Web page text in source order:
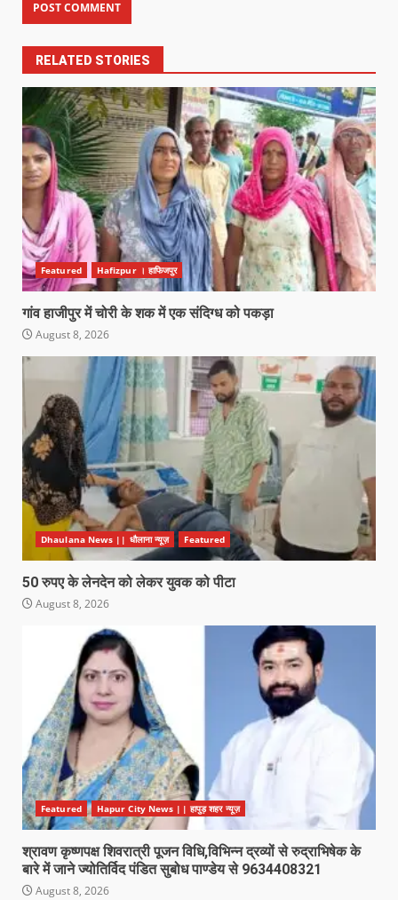
RELATED STORIES
Featured Hafizpur । हाफिजपुर
गांव हाजीपुर में चोरी के शक में एक संदिग्ध को पकड़ा
August 8, 2026
Dhaulana News || धौलाना न्यूज़ Featured
50 रुपए के लेनदेन को लेकर युवक को पीटा
August 8, 2026
Featured Hapur City News || हापुड़ शहर न्यूज़
श्रावण कृष्णपक्ष शिवरात्री पूजन विधि,विभिन्न द्रव्यों से रुद्राभिषेक के
बारे में जाने ज्योतिर्विद पंडित सुबोध पाण्डेय से 9634408321
August 8, 2026